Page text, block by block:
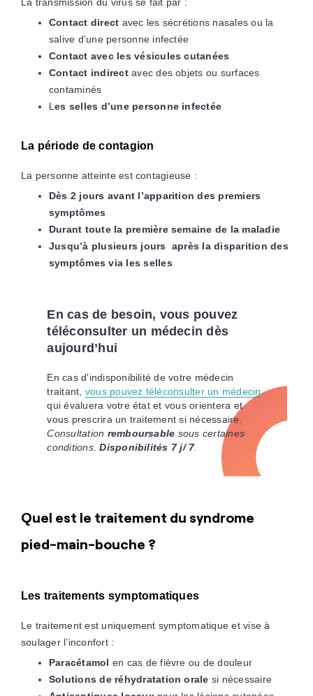
Contact direct avec les sécrétions nasales ou la
salive d’une personne infectée
Contact avec les vésicules cutanées
Contact indirectavec des objets ou surfaces
contaminés
Les selles d’une personne infectée
La période de contagion
La personne atteinte est contagieuse :
Dès 2 jours avant l’apparition des premiers
symptômes
Durant toute la première semaine de la maladie
Jusqu’à plusieurs jours après la disparition des
symptômes via les selles
En cas de besoin, vous pouvez
téléconsulter un médecin dès
aujourd’hui
En cas d'indisponibilité de votre médecin
traitant, vous pouvez téléconsulter un médecin
qui évaluera votre état et vous orientera et
vous prescrira un traitement si nécessaire.
Consultation remboursable sous certaines
conditions.Disponibilités 7 j/ 7.
Quel est le traitement du syndrome
pied-main-bouche ?
Les traitements symptomatiques
Le traitement est uniquement symptomatique et vise à
soulager l’inconfort :
Paracétamol en cas de fièvre ou de douleur
Solutions de réhydratation orale si nécessaire